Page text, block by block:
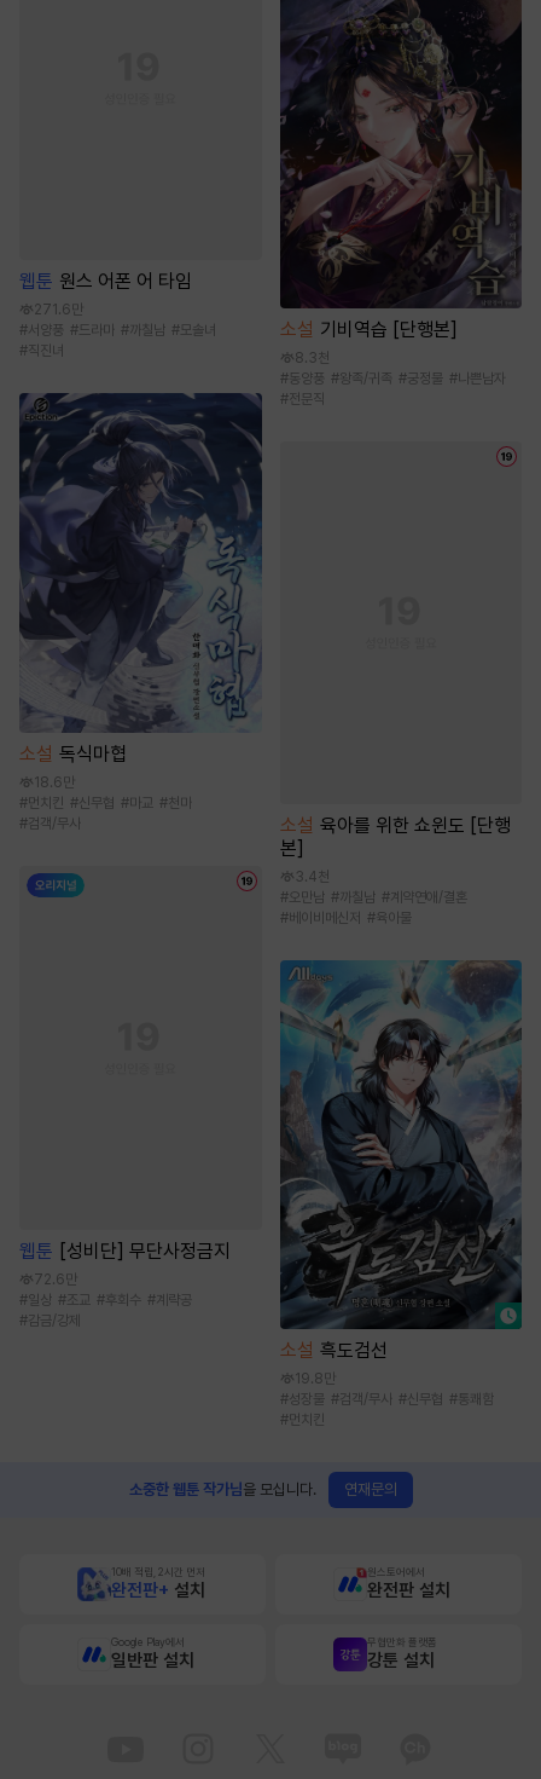
웹툰 원스 어폰 어 타임
271.6만
#서양풍 #드라마 #까칠남 #모솔녀
#직진녀
소설 독식마협
18.6만
#먼치킨 #신무협 #마교 #천마
#검객/무사
웹툰 [성비단] 무단사정금지
72.6만
#일상 #조교 #후회수 # 계략공
#감금/강제
소설 기비역습 [단행본]
8.3천
#동양풍 #왕족/귀족 #궁정물 #나쁜남자
#전문직
소설 육아를 위한 쇼윈도 [단행
본]
3.4천
#오만남 #까칠남 #계약연애/결혼
#베이비메신저 #육아물
소설 흑도검선
19.8만
#성장물 #검객/무사 #신무협 #통쾌함
#먼치킨
소중한 웹툰 작가님을 모십니다. 연재문의
10배 적립, 2시간 먼저
완전판+ 설치
원스토어에서
완전판 설치
Google Play에서
일반판 설치
무협만화 플랫폼
강툰 설치